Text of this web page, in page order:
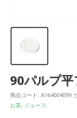
90パルプ平
商品コード: A164004099
お茶, ジュース